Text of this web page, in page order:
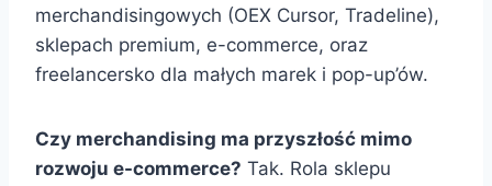
merchandisingowych (OEX Cursor, Tradeline),
sklepach premium, e-commerce, oraz
freelancersko dla małych marek i pop-up’ów.
Czy merchandising ma przyszłość mimo
rozwoju e-commerce? Tak. Rola sklepu